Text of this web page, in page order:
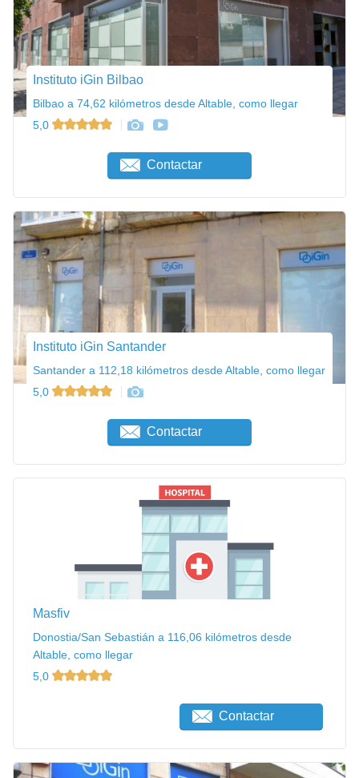
Instituto iGin Bilbao
Bilbao a 74,62 kilómetros desde Altable, como llegar
5,0
Contactar
Instituto iGin Santander
Santander a 112,18 kilómetros desde Altable, como llegar
5,0
Contactar
Masfiv
Donostia/San Sebastián a 116,06 kilómetros desde
Altable, como llegar
5,0
Contactar